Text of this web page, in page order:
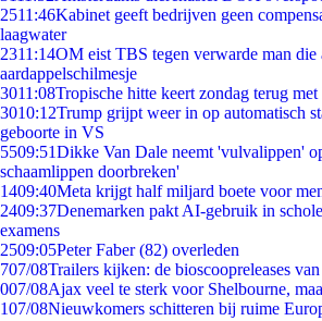
2511:46Kabinet geeft bedrijven geen
laagwater
2311:14OM eist TBS tegen verwarde man die
aardappelschilmesje
3011:08Tropische hitte keert zondag terug
3010:12Trump grijpt weer in op automatisch
geboorte in VS
5509:51Dikke Van Dale neemt 'vulvalippen'
schaamlippen doorbreken'
1409:40Meta krijgt half miljard boete voor
2409:37Denemarken pakt AI-gebruik in
examens
2509:05Peter Faber (82) overleden
707/08Trailers kijken: de bioscoopreleases
007/08Ajax veel te sterk voor Shelbourne,
107/08Nieuwkomers schitteren bij ruime